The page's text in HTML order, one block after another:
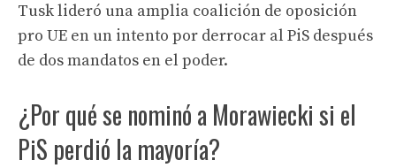
Tusk lideró una amplia coalición de oposición
pro UE en un intento por derrocar al PiS después
de dos mandatos en el poder.
¿Por qué se nominó a Morawiecki si el
PiS perdió la mayoría?